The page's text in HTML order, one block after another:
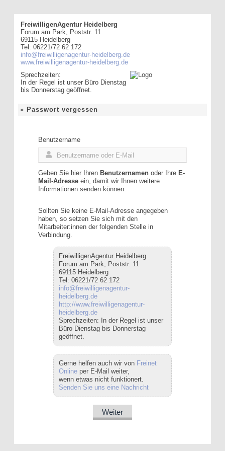
FreiwilligenAgentur Heidelberg
Forum am Park, Poststr. 11
69115 Heidelberg
Tel: 06221/72 62 172
info@freiwilligenagentur-heidelberg.de
www.freiwilligenagentur-heidelberg.de
Sprechzeiten:
In der Regel ist unser Büro Dienstag
bis Donnerstag geöffnet.
» Passwort vergessen
Benutzername
Geben Sie hier Ihren Benutzernamen oder Ihre E-
Mail-Adresse ein, damit wir Ihnen weitere
Informationen senden können.
Sollten Sie keine E-Mail-Adresse angegeben
haben, so setzen Sie sich mit den
Mitarbeiter:innen der folgenden Stelle in
Verbindung.
FreiwilligenAgentur Heidelberg
Forum am Park, Poststr. 11
69115 Heidelberg
Tel: 06221/72 62 172
info@freiwilligenagentur-
heidelberg.de
http://www.freiwilligenagentur-
heidelberg.de
Sprechzeiten: In der Regel ist unser
Büro Dienstag bis Donnerstag
geöffnet.
Gerne helfen auch wir von Freinet
Onlineper E-Mail weiter,
wenn etwas nicht funktionert.
Senden Sie uns eine Nachricht
Weiter